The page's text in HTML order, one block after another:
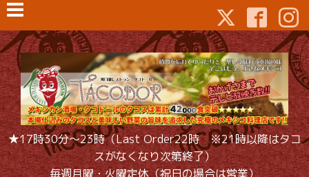
★17時30分〜23時（Last Order22時 ※21時以降はタコ
スがなくなり次第終了）
毎週月曜・火曜定休（祝日の場合は営業）